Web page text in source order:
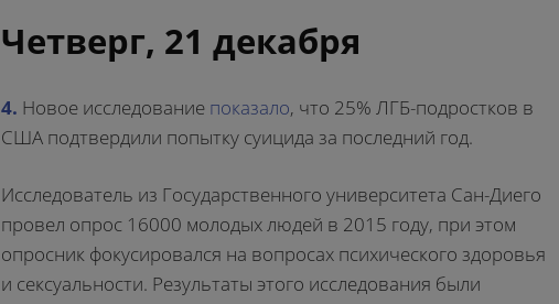
Четверг, 21 декабря
4. Новое исследование показало, что 25% ЛГБ-подростков в
США подтвердили попытку суицида за последний год.
Исследователь из Государственного университета Сан-Диего
провел опрос 16000 молодых людей в 2015 году, при этом
опросник фокусировался на вопросах психического здоровья
и сексуальности. Результаты этого исследования были